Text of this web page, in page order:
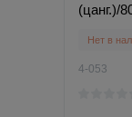
(цанг.)/
Нет в
4-053